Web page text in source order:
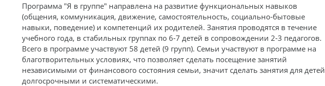
Программа "Я в группе" направлена на развитие функциональных навыков
(общения, коммуникация, движение, самостоятельность, социально-бытовые
навыки, поведение) и компетенций их родителей. Занятия проводятся в течение
учебного года, в стабильных группах по 6-7 детей в сопровождении 2-3 педагогов.
Всего в программе участвуют 58 детей (9 групп). Семьи участвуют в программе на
благотворительных условиях, что позволяет сделать посещение занятий
независимыми от финансового состояния семьи, значит сделать занятия для детей
долгосрочными и систематическими.